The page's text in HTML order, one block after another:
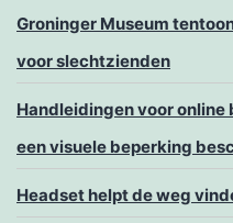
Groninger Museum
voor slechtzienden
Handleidingen voor online
een visuele beperking
Headset helpt de weg